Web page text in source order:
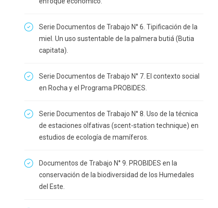
Serie Documentos de Trabajo N° 6. Tipificación de la
miel. Un uso sustentable de la palmera butiá (Butia
capitata).
Serie Documentos de Trabajo N° 7. El contexto social
en Rocha y el Programa PROBIDES.
Serie Documentos de Trabajo N° 8. Uso de la técnica
de estaciones olfativas (scent-station technique) en
estudios de ecología de mamíferos.
Documentos de Trabajo N° 9. PROBIDES en la
conservación de la biodiversidad de los Humedales
del Este.